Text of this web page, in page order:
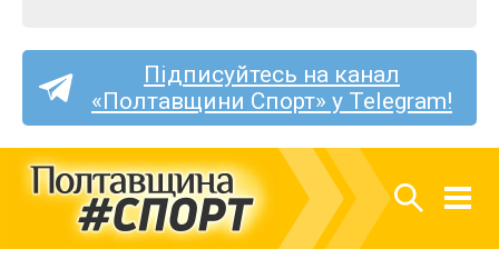
Підписуйтесь на канал
«Полтавщини Спорт» у Telegram!